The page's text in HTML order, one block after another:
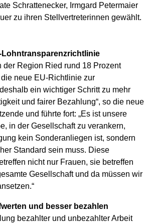
Schrattenecker, Irmgard Petermaier
zu ihren Stellvertreterinnen gewählt.
Lohntransparenzrichtlinie
der Region Ried rund 18 Prozent
neue EU-Richtlinie zur
ein wichtiger Schritt zu mehr
und fairer Bezahlung“, so die neue
und führte fort: „Es ist unsere
in der Gesellschaft zu verankern,
kein Sonderanliegen ist, sondern
Standard sein muss. Diese
nicht nur Frauen, sie betreffen
Gesellschaft und da müssen wir
und besser bezahlen
bezahlter und unbezahlter Arbeit